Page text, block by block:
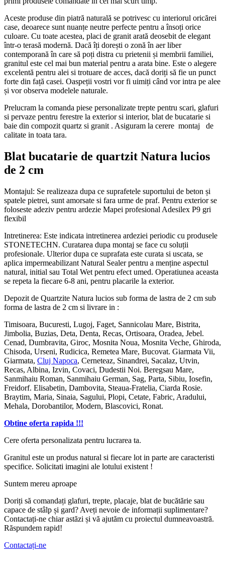
Aceste produse din piatră naturală se potrivesc cu interiorul oricărei
case, deoarece sunt nuanțe neutre perfecte pentru a însoți orice
culoare. Cu toate acestea, placi de granit arată deosebit de elegant
într-o terasă modernă. Dacă îți dorești o zonă în aer liber
contemporană în care să poți distra cu prietenii și membrii familiei,
granitul este cel mai bun material pentru a arata bine. Este o alegere
excelentă pentru alei si trotuare de acces, dacă doriți să fie un punct
forte din față casei. Oaspeții vostri vor fi uimiți când vor intra pe alee
și vor observa modelele naturale.
Prelucram la comanda piese personalizate trepte pentru scari, glafuri
si pervaze pentru ferestre la exterior si interior, blat de bucatarie si
baie din compozit quartz si granit . Asiguram la cerere montaj de
calitate in toata tara.
Blat bucatarie de quartzit Natura lucios
de 2 cm
Montajul: Se realizeaza dupa ce suprafetele suportului de beton și
spatele pietrei, sunt amorsate si fara urme de praf. Pentru exterior se
foloseste adeziv pentru ardezie Mapei profesional Adesilex P9 gri
flexibil
Intretinerea: Este indicata intretinerea ardeziei periodic cu produsele
STONETECHN. Curatarea dupa montaj se face cu soluții
profesionale. Ulterior dupa ce suprafata este curata si uscata, se
aplica impermeabilizant Natural Sealer pentru a menține aspectul
natural, initial sau Total Wet pentru efect umed. Operatiunea aceasta
se repeta la fiecare 6-8 ani, pentru placarile la exterior.
Depozit de Quartzite Natura lucios sub forma de lastra de 2 cm sub
forma de lastra de 2 cm si livrare in :
Timisoara, Bucuresti, Lugoj, Faget, Sannicolau Mare, Bistrita,
Jimbolia, Buzias, Deta, Denta, Recas, Ortisoara, Oradea, Jebel.
Cenad, Dumbravita, Giroc, Mosnita Noua, Mosnita Veche, Ghiroda,
Chisoda, Urseni, Rudicica, Remetea Mare, Bucovat. Giarmata Vii,
Giarmata, Cluj Napoca, Cerneteaz, Sinandrei, Sacalaz, Utvin,
Recas, Albina, Izvin, Covaci, Dudestii Noi. Beregsau Mare,
Sanmihaiu Roman, Sanmihaiu German, Sag, Parta, Sibiu, Iosefin,
Freidorf. Elisabetin, Dambovita, Steaua-Fratelia, Ciarda Rosie.
Braytim, Maria, Sinaia, Sagului, Plopi, Cetate, Fabric, Aradului,
Mehala, Dorobantilor, Modern, Blascovici, Ronat.
Obtine oferta rapida !!!
Cere oferta personalizata pentru lucrarea ta.
Granitul este un produs natural si fiecare lot in parte are caracteristi
specifice. Solicitati imagini ale lotului existent !
Suntem mereu aproape
Doriți să comandați glafuri, trepte, placaje, blat de bucătărie sau
capace de stâlp și gard? Aveți nevoie de informații suplimentare?
Contactați-ne chiar astăzi și vă ajutăm cu proiectul dumneavoastră.
Răspundem rapid!
Contactați-ne